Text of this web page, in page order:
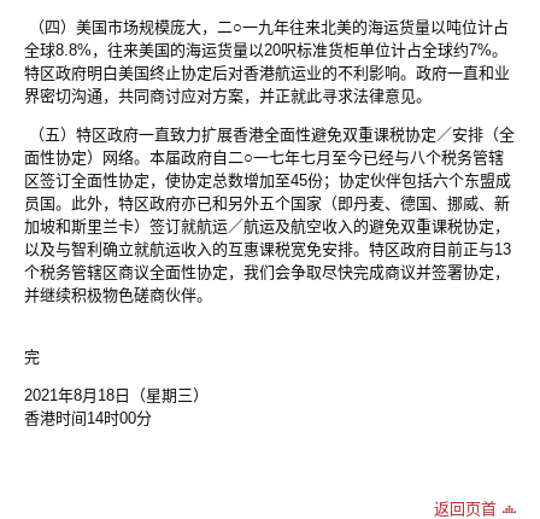
（四）美国市场规模庞大，二○一九年往来北美的海运货量以吨位计占
全球8.8%，往来美国的海运货量以20呎标准货柜单位计占全球约7%。
特区政府明白美国终止协定后对香港航运业的不利影响。政府一直和业
界密切沟通，共同商讨应对方案，并正就此寻求法律意见。
（五）特区政府一直致力扩展香港全面性避免双重课税协定／安排（全
面性协定）网络。本届政府自二○一七年七月至今已经与八个税务管辖
区签订全面性协定，使协定总数增加至45份；协定伙伴包括六个东盟成
员国。此外，特区政府亦已和另外五个国家（即丹麦、德国、挪威、新
加坡和斯里兰卡）签订就航运／航运及航空收入的避免双重课税协定，
以及与智利确立就航运收入的互惠课税宽免安排。特区政府目前正与13
个税务管辖区商议全面性协定，我们会争取尽快完成商议并签署协定，
并继续积极物色磋商伙伴。
完
2021年8月18日（星期三）
香港时间14时00分
返回页首